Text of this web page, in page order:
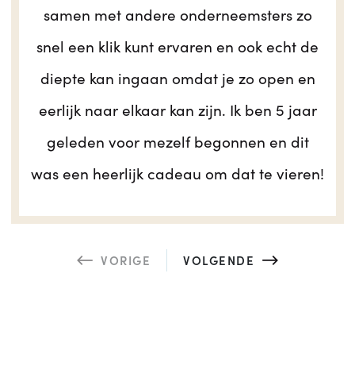
samen met andere onderneemsters zo
snel een klik kunt ervaren en ook echt de
diepte kan ingaan omdat je zo open en
eerlijk naar elkaar kan zijn. Ik ben 5 jaar
geleden voor mezelf begonnen en dit
was een heerlijk cadeau om dat te vieren!
VORIGE VOLGENDE